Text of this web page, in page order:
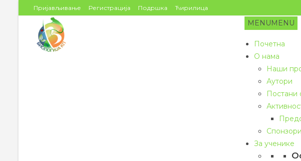
Пријављивање Регистрација Подршка Ћирилица
MENUMENU
Почетна
О нама
Наши
Аутори
Постани
Спонзори
За ученике